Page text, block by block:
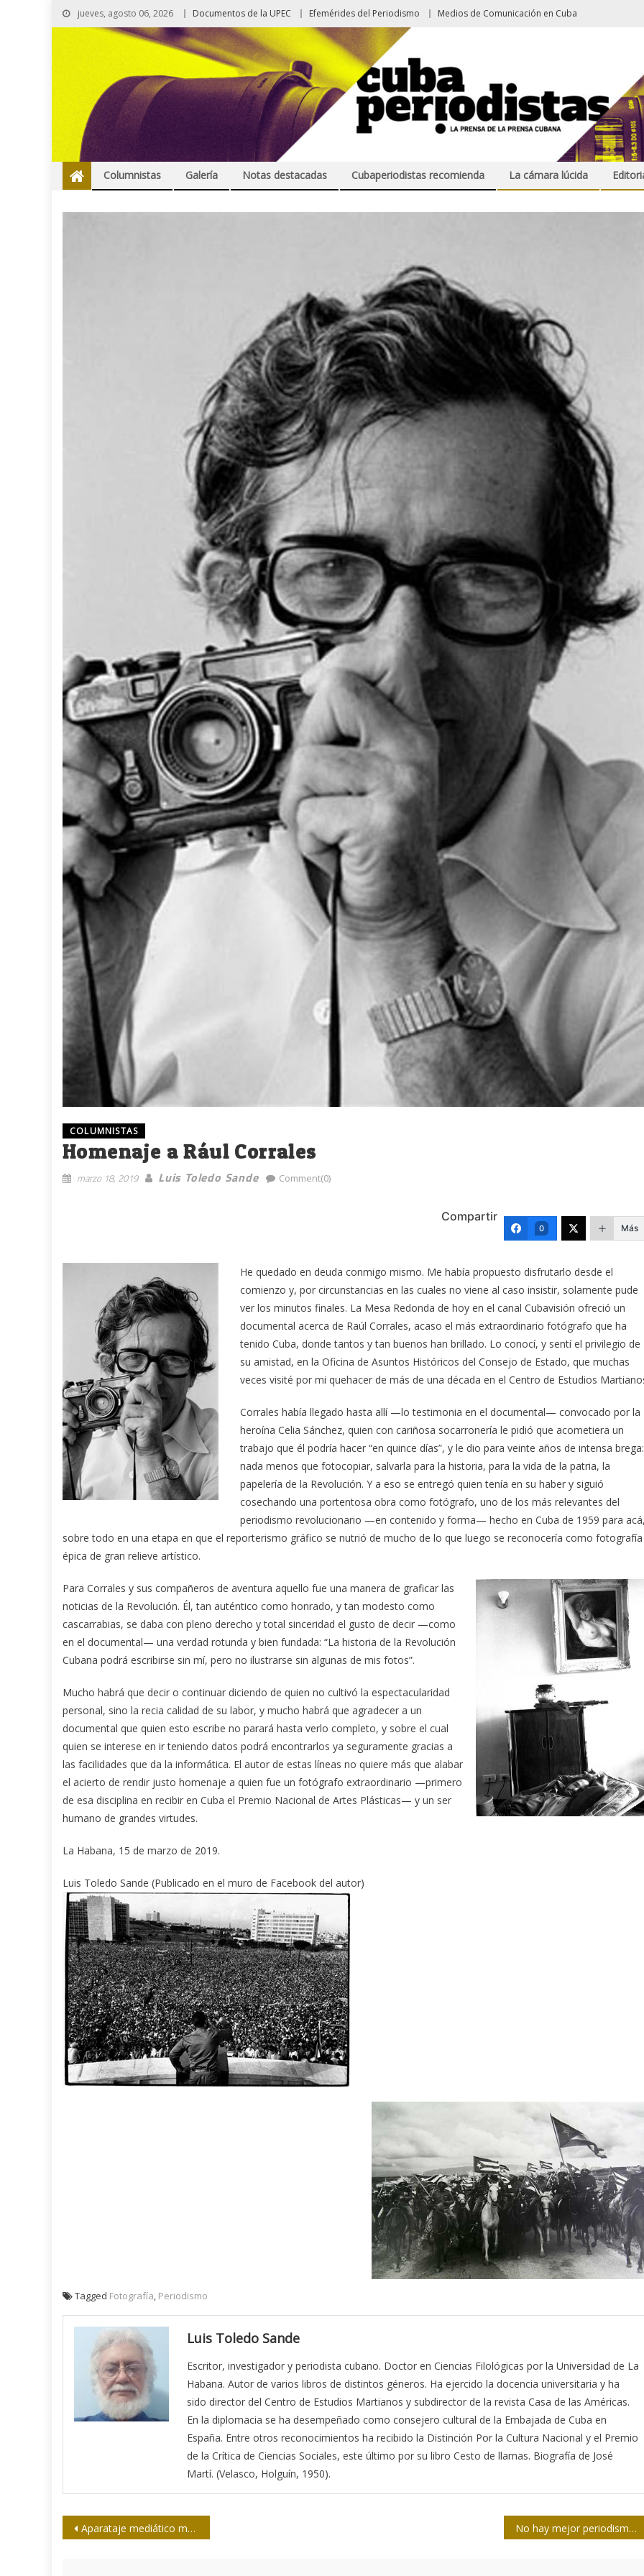
jueves, agosto 06, 2026 Documentos de la UPEC Efemérides del Periodismo Medios de Comunicación en Cuba
Columnistas Galería Notas destacadas Cubaperiodistas recomienda La cámara lúcida
COLUMNISTAS
Homenaje a Rául Corrales
marzo 18, 2019 Luis Toledo Sande Comment(0)
Compartir
0 Más
He quedado en deuda conmigo mismo. Me había propuesto disfrutarlo desde el
comienzo y, por circunstancias en las cuales no viene al caso insistir, solamente pude
ver los minutos finales. La Mesa Redonda de hoy en el canal Cubavisión ofreció un
documental acerca de Raúl Corrales, acaso el más extraordinario fotógrafo que ha
tenido Cuba, donde tantos y tan buenos han brillado. Lo conocí, y sentí el privilegio de
su amistad, en la Oficina de Asuntos Históricos del Consejo de Estado, que muchas
veces visité por mi quehacer de más de una década en el Centro de Estudios
Corrales había llegado hasta allí —lo testimonia en el documental— convocado por la
heroína Celia Sánchez, quien con cariñosa socarronería le pidió que acometiera un
trabajo que él podría hacer “en quince días”, y le dio para veinte años de intensa brega:
nada menos que fotocopiar, salvarla para la historia, para la vida de la patria, la
papelería de la Revolución. Y a eso se entregó quien tenía en su haber y siguió
cosechando una portentosa obra como fotógrafo, uno de los más relevantes del
periodismo revolucionario —en contenido y forma— hecho en Cuba de 1959 para
sobre todo en una etapa en que el reporterismo gráfico se nutrió de mucho de lo que luego se reconocería como fotografía
épica de gran relieve artístico.
Para Corrales y sus compañeros de aventura aquello fue una manera de graficar las
noticias de la Revolución. Él, tan auténtico como honrado, y tan modesto como
cascarrabias, se daba con pleno derecho y total sinceridad el gusto de decir —como
en el documental— una verdad rotunda y bien fundada: “La historia de la Revolución
Cubana podrá escribirse sin mí, pero no ilustrarse sin algunas de mis fotos”.
Mucho habrá que decir o continuar diciendo de quien no cultivó la espectacularidad
personal, sino la recia calidad de su labor, y mucho habrá que agradecer a un
documental que quien esto escribe no parará hasta verlo completo, y sobre el cual
quien se interese en ir teniendo datos podrá encontrarlos ya seguramente gracias a
las facilidades que da la informática. El autor de estas líneas no quiere más que alabar
el acierto de rendir justo homenaje a quien fue un fotógrafo extraordinario —primero
de esa disciplina en recibir en Cuba el Premio Nacional de Artes Plásticas— y un ser
humano de grandes virtudes.
La Habana, 15 de marzo de 2019.
Luis Toledo Sande (Publicado en el muro de Facebook del autor)
Tagged Fotografía, Periodismo
Luis Toledo Sande
Escritor, investigador y periodista cubano. Doctor en Ciencias Filológicas por la Universidad de La
Habana. Autor de varios libros de distintos géneros. Ha ejercido la docencia universitaria y ha
sido director del Centro de Estudios Martianos y subdirector de la revista Casa de las Américas.
En la diplomacia se ha desempeñado como consejero cultural de la Embajada de Cuba en
España. Entre otros reconocimientos ha recibido la Distinción Por la Cultura Nacional y el Premio
de la Crítica de Ciencias Sociales, este último por su libro Cesto de llamas. Biografía de José
Martí. (Velasco, Holguín, 1950).
Navegación
Aparataje mediático mundial sin precedente en la agresión de EE.UU. a Venezuela No hay mejor periodismo que las historias de gente común